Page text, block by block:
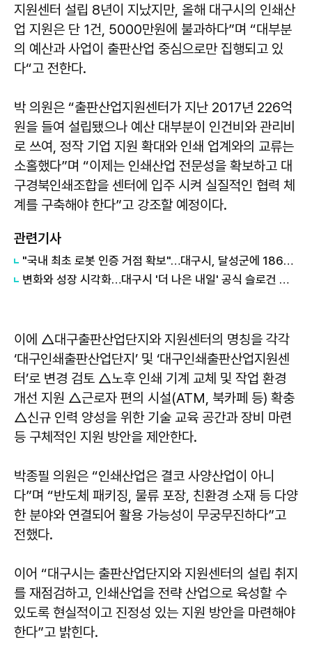
지원센터 설립 8년이 지났지만, 올해 대구시의 인쇄산
업 지원은 단 1건, 5000만원에 불과하다”며 “대부분
의 예산과 사업이 출판산업 중심으로만 집행되고 있
다“고 전한다.
박 의원은 “출판산업지원센터가 지난 2017년 226억
원을 들여 설립됐으나 예산 대부분이 인건비와 관리비
로 쓰여, 정작 기업 지원 확대와 인쇄 업계와의 교류는
소홀했다”며 “이제는 인쇄산업 전문성을 확보하고 대
구경북인쇄조합을 센터에 입주 시켜 실질적인 협력 체
계를 구축해야 한다”고 강조할 예정이다.
관련기사
"국내 최초 로봇 인증 거점 확보"…대구시, 달성군에 186억 투입해 휴머노이드 센터 구축
변화와 성장 시각화…대구시 '더 나은 내일' 공식 슬로건 디자인 공개
이에 △대구출판산업단지와 지원센터의 명칭을 각각
‘대구인쇄출판산업단지’ 및 ‘대구인쇄출판산업지원센
터’로 변경 검토 △노후 인쇄 기계 교체 및 작업 환경
개선 지원 △근로자 편의 시설(ATM, 북카페 등) 확충
△신규 인력 양성을 위한 기술 교육 공간과 장비 마련
등 구체적인 지원 방안을 제안한다.
박종필 의원은 “인쇄산업은 결코 사양산업이 아니
다”며 “반도체 패키징, 물류 포장, 친환경 소재 등 다양
한 분야와 연결되어 활용 가능성이 무궁무진하다”고
전했다.
이어 “대구시는 출판산업단지와 지원센터의 설립 취지
를 재점검하고, 인쇄산업을 전략 산업으로 육성할 수
있도록 현실적이고 진정성 있는 지원 방안을 마련해야
한다”고 밝힌다.